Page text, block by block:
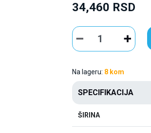
34,460 RSD
Na lageru: 8 kom
SPECIFIKACIJA
ŠIRINA